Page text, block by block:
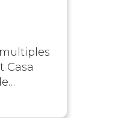
Casa